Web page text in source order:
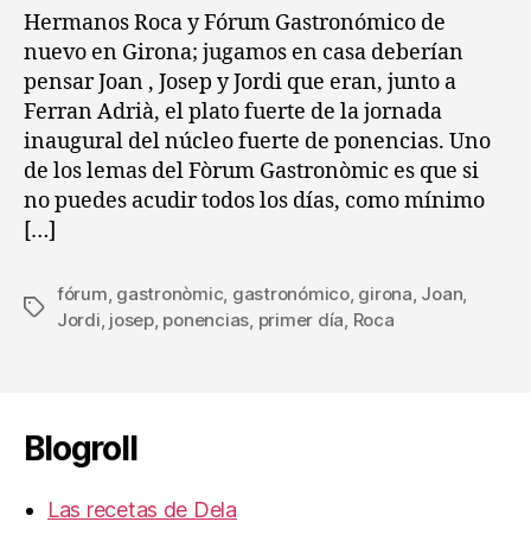
de
Girona
(día
1
parte
I)
::
La
Roca
Hermanos Roca y Fórum Gastronómico de
nuevo en Girona; jugamos en casa deberían
pensar Joan , Josep y Jordi que eran, junto a
Ferran Adrià, el plato fuerte de la jornada
inaugural del núcleo fuerte de ponencias. Uno
de los lemas del Fòrum Gastronòmic es que si
no puedes acudir todos los días, como mínimo
[…]
Etiquetas
fórum, gastronòmic, gastronómico, girona, Joan,
Jordi, josep, ponencias, primer día, Roca
Blogroll
Las recetas de Dela